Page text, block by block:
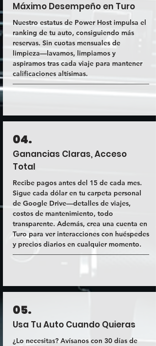
Máximo Desempeño en Turo
Nuestro estatus de Power Host impulsa el
ranking de tu auto, consiguiendo más
reservas. Sin cuotas mensuales de
limpieza—lavamos, limpiamos y
aspiramos tras cada viaje para mantener
calificaciones altísimas.
04.
Ganancias Claras, Acceso
Total
Recibe pagos antes del 15 de cada mes.
Sigue cada dólar en tu carpeta personal
de Google Drive—detalles de viajes,
costos de mantenimiento, todo
transparente. Además, crea una cuenta en
Turo para ver interacciones con huéspedes
y precios diarios en cualquier momento.
05.
Usa Tu Auto Cuando Quieras
¿Lo necesitas? Avísanos con 30 días de